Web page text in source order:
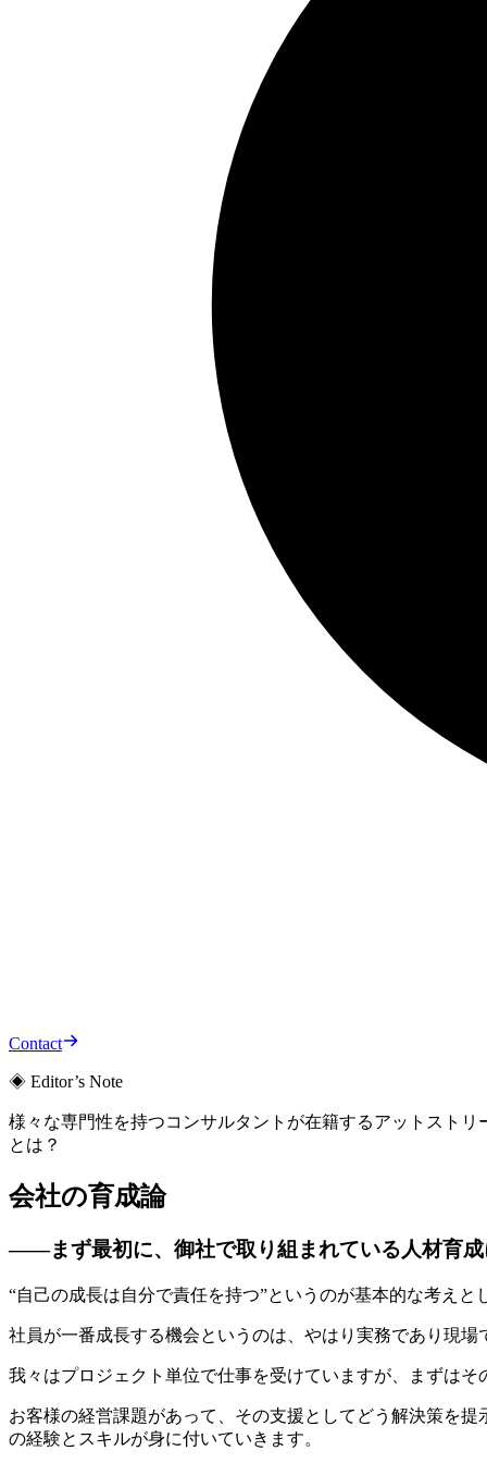
Contact
◈ Editor’s Note
様々な専門性を持つコンサルタントが在籍するアットスト
とは？
会社の育成論
――まず最初に、御社で取り組まれている人材育
“自己の成長は自分で責任を持つ”というのが基本的な考えと
社員が一番成長する機会というのは、やはり実務であり現場
我々はプロジェクト単位で仕事を受けていますが、まずは
お客様の経営課題があって、その支援としてどう解決策を
の経験とスキルが身に付いていきます。